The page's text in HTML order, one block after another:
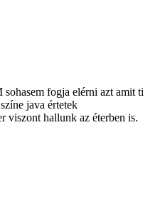
fogja elérni azt amit ti
java értetek
viszont hallunk az éterben is.